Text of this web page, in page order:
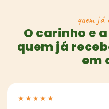
quem já
O carinho e
quem já
em
★ ★ ★ ★ ★